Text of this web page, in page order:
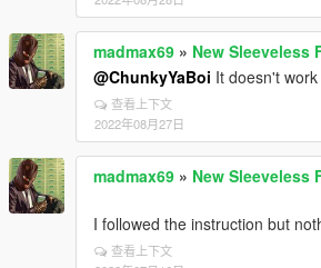
madmax69 » New Sleeveless
@ChunkyYaBoi It doesn't
查看上下文
2022年08月27日
madmax69 » New Sleeveless
I followed the instruction but
查看上下文